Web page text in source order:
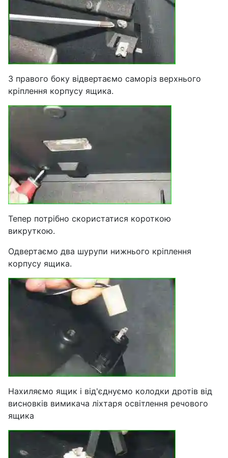
З правого боку відвертаємо саморіз верхнього
кріплення корпусу ящика.
Тепер потрібно скористатися короткою
викруткою.
Одвертаємо два шурупи нижнього кріплення
корпусу ящика.
Нахиляємо ящик і від'єднуємо колодки дротів від
висновків вимикача ліхтаря освітлення речового
ящика